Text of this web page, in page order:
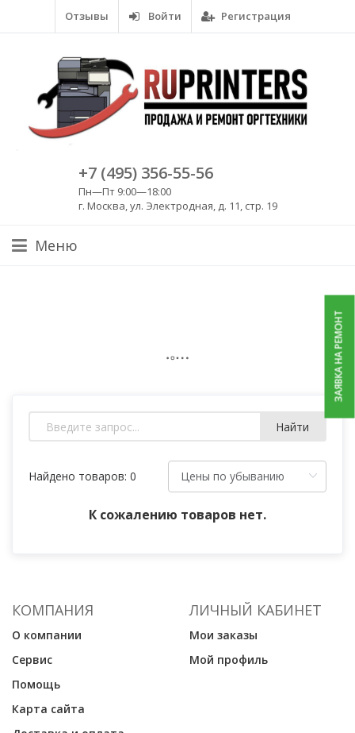
Отзывы Войти Регистрация
+7 (495) 356-55-56
Пн—Пт 9:00—18:00
г. Москва, ул. Электродная, д. 11, стр. 19
Меню
Найти
Найдено товаров: 0
К сожалению товаров нет.
ЗАЯВКА НА РЕМОНТ
КОМПАНИЯ
О компании
Сервис
Помощь
Карта сайта
ЛИЧНЫЙ КАБИНЕТ
Мои заказы
Мой профиль